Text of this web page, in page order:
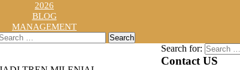
2026
BLOG
MANAGEMENT
Search for:
Contact US